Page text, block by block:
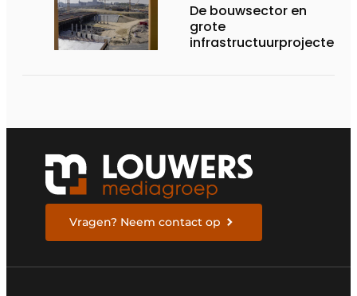
De bouwsector en
grote
infrastructuurprojecten
Vragen? Neem contact op